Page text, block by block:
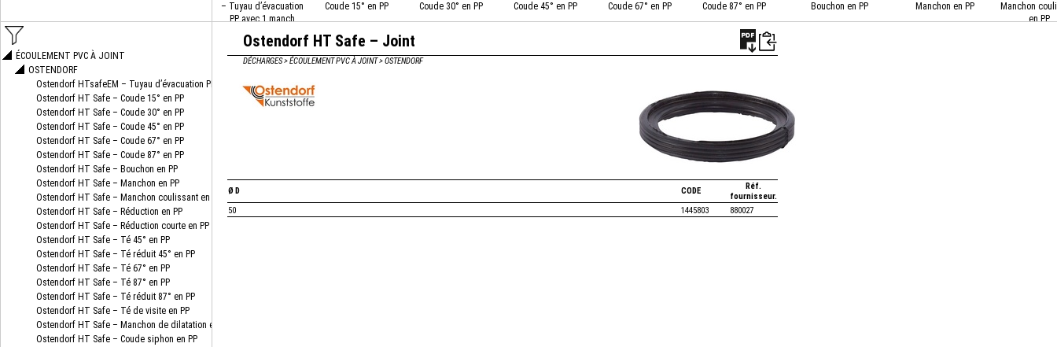
– Tuyau d’évacuation
PP avec 1 manch
Coude 15° en PP
Coude 30° en PP
Coude 45° en PP
Coude 67° en PP
Coude 87° en PP
Bouchon en PP
Manchon en PP
Manchon
en PP